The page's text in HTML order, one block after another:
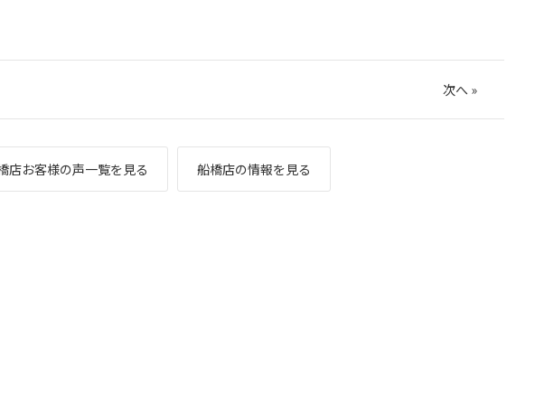
次へ »
店お客様の声一覧を見る 船橋店の情報を見る